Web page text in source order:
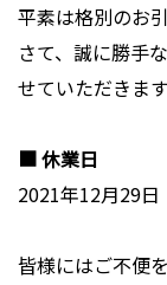
平素は格別のお
さて、誠に勝手
せていただきます
■ 休業日
2021年12月29日
皆様にはご不便